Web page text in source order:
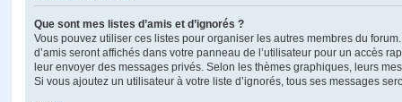
Que sont mes listes d’amis et d’ignorés ?
Vous pouvez utiliser ces listes pour organiser les autres membres du
d’amis seront affichés dans votre panneau de l’utilisateur pour un accès
leur envoyer des messages privés. Selon les thèmes graphiques, leurs
Si vous ajoutez un utilisateur à votre liste d’ignorés, tous ses messages